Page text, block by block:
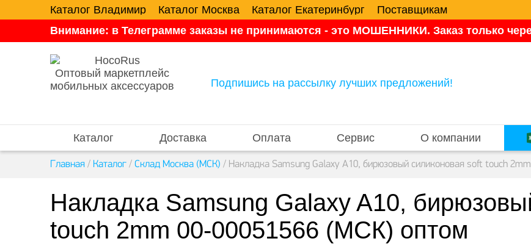
Каталог Владимир Каталог Москва Каталог Екатеринбург
Поставщикам
Внимание: в Телеграмме заказы не принимаются - это МОШЕННИКИ. Заказ только
Оптовый маркетплейс
мобильных аксессуаров
Подпишись на рассылку лучших предложений!
Каталог Доставка Оплата Сервис О компании
Главная / Каталог / Склад Москва (МСК) / Накладка Samsung Galaxy A10, бирюзовый силиконовая soft touch
Накладка Samsung Galaxy A10,
touch 2mm 00-00051566 (МСК) оптом